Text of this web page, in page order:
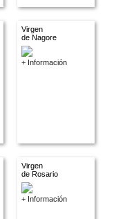
Virgen
de Nagore
+ Información
Virgen
de Rosario
+ Información